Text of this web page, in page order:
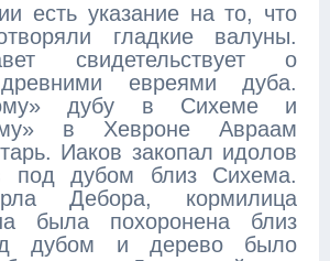
есть указание на то, что
гладкие валуны.
свидетельствует о
евреями дуба.
дубу в Сихеме и
в Хевроне Авраам
Иаков закопал идолов
под дубом близ Сихема.
Дебора, кормилица
была похоронена близ
дубом и дерево было